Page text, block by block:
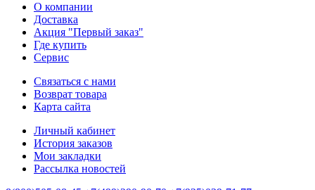
О компании
Доставка
Акция "Первый заказ"
Где купить
Сервис
Связаться с нами
Возврат товара
Карта сайта
Личный кабинет
История заказов
Мои закладки
Рассылка новостей